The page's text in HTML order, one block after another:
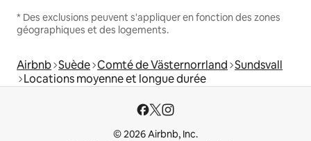
* Des exclusions peuvent s'appliquer en fonction des zones
géographiques et des logements.
Airbnb Suède Comté de Västernorrland Sundsvall
Locations moyenne et longue durée
© 2026 Airbnb, Inc.